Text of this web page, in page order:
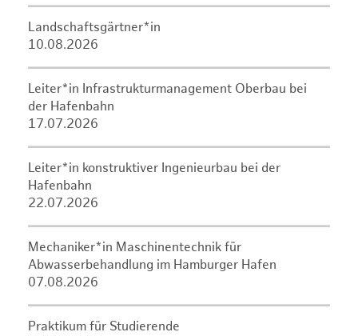
Landschaftsgärtner*in
10.08.2026
Leiter*in Infrastrukturmanagement Oberbau bei
der Hafenbahn
17.07.2026
Leiter*in konstruktiver Ingenieurbau bei der
Hafenbahn
22.07.2026
Mechaniker*in Maschinentechnik für
Abwasserbehandlung im Hamburger Hafen
07.08.2026
Praktikum für Studierende